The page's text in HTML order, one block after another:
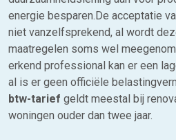
energie besparen.De acceptatie
niet vanzelfsprekend, al wordt
maatregelen soms wel
erkend professional kan er een
al is er geen officiële
btw-tarief geldt meestal bij
woningen ouder dan twee jaar.